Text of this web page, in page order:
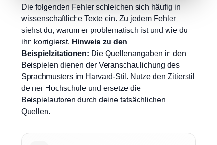
Die folgenden Fehler schleichen sich häufig in
wissenschaftliche Texte ein. Zu jedem Fehler
siehst du, warum er problematisch ist und wie du
ihn korrigierst. Hinweis zu den
Beispielzitationen: Die Quellenangaben in den
Beispielen dienen der Veranschaulichung des
Sprachmusters im Harvard-Stil. Nutze den Zitierstil
deiner Hochschule und ersetze die
Beispielautoren durch deine tatsächlichen
Quellen.